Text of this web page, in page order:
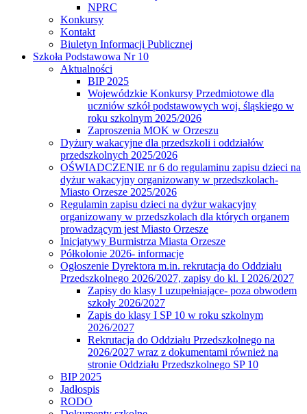
NPRC
Konkursy
Kontakt
Biuletyn Informacji Publicznej
Szkoła Podstawowa Nr 10
Aktualności
BIP 2025
Wojewódzkie Konkursy Przedmiotowe dla
uczniów szkół podstawowych woj. śląskiego w
roku szkolnym 2025/2026
Zaproszenia MOK w Orzeszu
Dyżury wakacyjne dla przedszkoli i oddziałów
przedszkolnych 2025/2026
OŚWIADCZENIE nr 6 do regulaminu zapisu dzieci na
dyżur wakacyjny organizowany w przedszkolach-
Miasto Orzesze 2025/2026
Regulamin zapisu dzieci na dyżur wakacyjny
organizowany w przedszkolach dla których organem
prowadzącym jest Miasto Orzesze
Inicjatywy Burmistrza Miasta Orzesze
Półkolonie 2026- informacje
Ogłoszenie Dyrektora m.in. rekrutacja do Oddziału
Przedszkolnego 2026/2027, zapisy do kl. I 2026/2027
Zapisy do klasy I uzupełniające- poza obwodem
szkoły 2026/2027
Zapis do klasy I SP 10 w roku szkolnym
2026/2027
Rekrutacja do Oddziału Przedszkolnego na
2026/2027 wraz z dokumentami również na
stronie Oddziału Przedszkolnego SP 10
BIP 2025
Jadłospis
RODO